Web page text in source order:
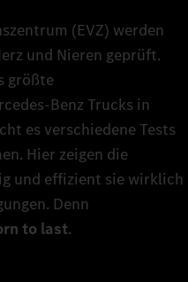
(EVZ) werden
und Nieren geprüft.
größte
Trucks in
es verschiedene Tests
Hier zeigen die
und effizient sie wirklich
Denn
to last.